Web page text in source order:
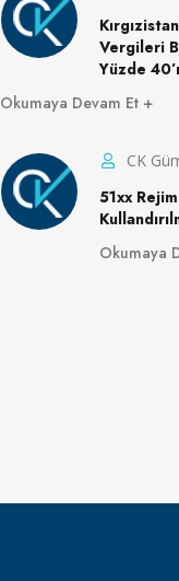
Vergileri
Yüzde
Okumaya Devam Et
CK
51xx
Okumaya